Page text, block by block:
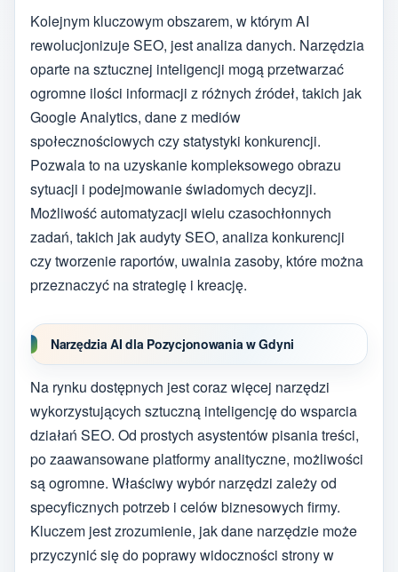
Kolejnym kluczowym obszarem, w którym AI
rewolucjonizuje SEO, jest analiza danych. Narzędzia
oparte na sztucznej inteligencji mogą przetwarzać
ogromne ilości informacji z różnych źródeł, takich jak
Google Analytics, dane z mediów
społecznościowych czy statystyki konkurencji.
Pozwala to na uzyskanie kompleksowego obrazu
sytuacji i podejmowanie świadomych decyzji.
Możliwość automatyzacji wielu czasochłonnych
zadań, takich jak audyty SEO, analiza konkurencji
czy tworzenie raportów, uwalnia zasoby, które można
przeznaczyć na strategię i kreację.
Narzędzia AI dla Pozycjonowania w Gdyni
Na rynku dostępnych jest coraz więcej narzędzi
wykorzystujących sztuczną inteligencję do wsparcia
działań SEO. Od prostych asystentów pisania treści,
po zaawansowane platformy analityczne, możliwości
są ogromne. Właściwy wybór narzędzi zależy od
specyficznych potrzeb i celów biznesowych firmy.
Kluczem jest zrozumienie, jak dane narzędzie może
przyczynić się do poprawy widoczności strony w